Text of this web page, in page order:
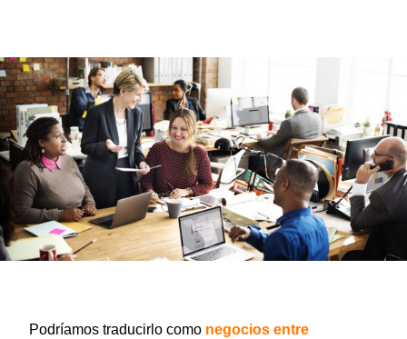
Podríamos traducirlo como negocios entre